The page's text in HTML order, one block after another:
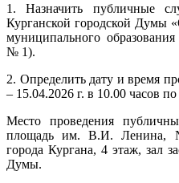
1. Назначить публичные
Курганской городской Думы
муниципального
№ 1).
2. Определить дату и время
– 15.04.2026 г. в 10.00 часов
Место проведения
площадь им. В.И. Ленина,
города Кургана, 4 этаж, зал
Думы.